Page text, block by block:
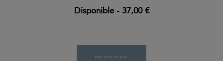
Disponible- 37,00 €